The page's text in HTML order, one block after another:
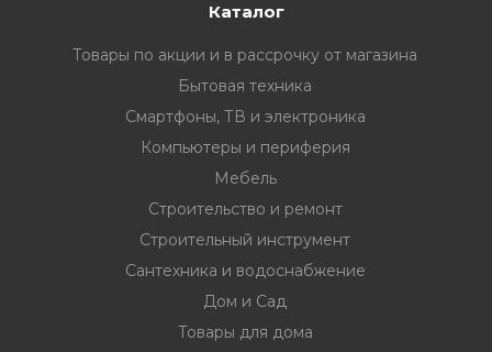
Каталог
Товары по акции и в рассрочку от магазина
Бытовая техника
Смартфоны, ТВ и электроника
Компьютеры и периферия
Мебель
Строительство и ремонт
Строительный инструмент
Сантехника и водоснабжение
Дом и Сад
Товары для дома